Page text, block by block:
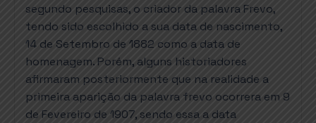
segundo pesquisas, o criador da palavra Frevo,
tendo sido escolhido a sua data de nascimento,
14 de Setembro de 1882 como a data de
homenagem. Porém, alguns historiadores
afirmaram posteriormente que na realidade a
primeira aparição da palavra frevo ocorrera em 9
de Fevereiro de 1907, sendo essa a data